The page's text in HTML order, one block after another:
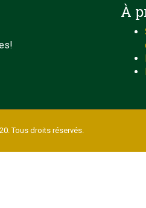
À
Tous droits réservés.